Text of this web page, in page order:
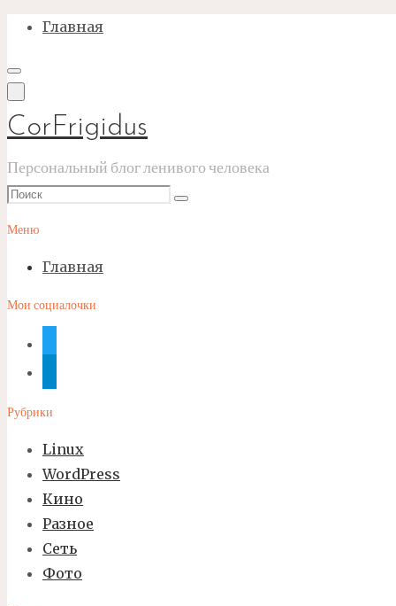
Перейти
содержимому
Главная
CorFrigidus
Персональный блог ленивого человека
Что
Поиск
Меню
Главная
Мои социалочки
Рубрики
Linux
WordPress
Кино
Разное
Сеть
Фото